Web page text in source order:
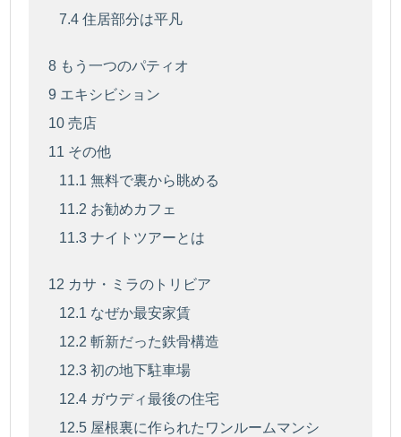
7.4 住居部分は平凡
8 もう一つのパティオ
9 エキシビション
10 売店
11 その他
11.1 無料で裏から眺める
11.2 お勧めカフェ
11.3 ナイトツアーとは
12 カサ・ミラのトリビア
12.1 なぜか最安家賃
12.2 斬新だった鉄骨構造
12.3 初の地下駐車場
12.4 ガウディ最後の住宅
12.5 屋根裏に作られたワンルームマンシ